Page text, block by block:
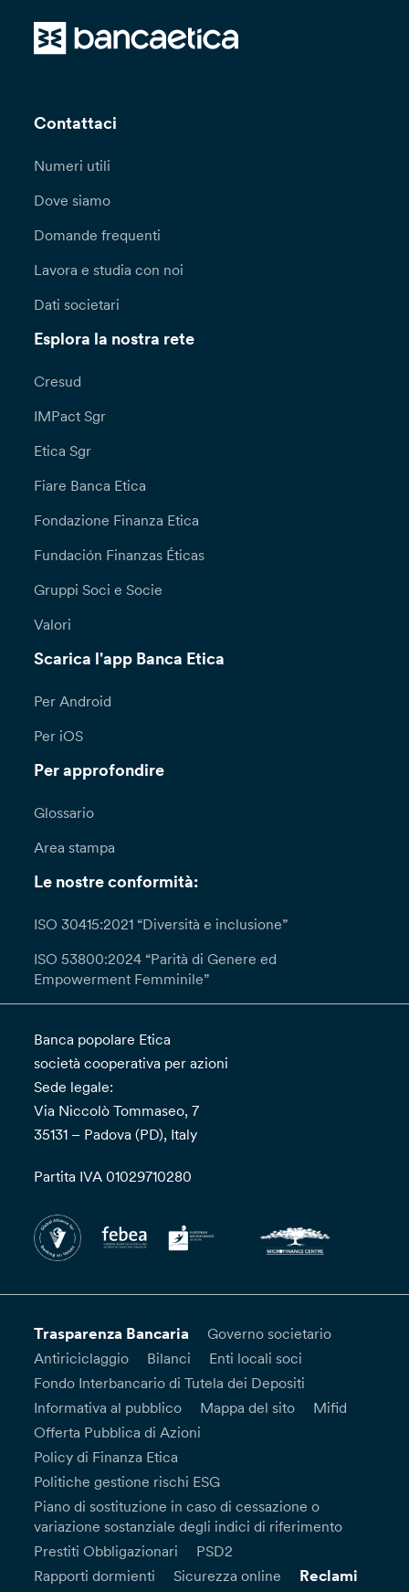
Contattaci
Numeri utili
Dove siamo
Domande frequenti
Lavora e studia con noi
Dati societari
Esplora la nostra rete
Cresud
IMPact Sgr
Etica Sgr
Fiare Banca Etica
Fondazione Finanza Etica
Fundación Finanzas Éticas
Gruppi Soci e Socie
Valori
Scarica l'app Banca Etica
Per Android
Per iOS
Per approfondire
Glossario
Area stampa
Le nostre conformità:
ISO 30415:2021 “Diversità e inclusione”
ISO 53800:2024 “Parità di Genere ed
Empowerment Femminile”
Banca popolare Etica
società cooperativa per azioni
Sede legale:
Via Niccolò Tommaseo, 7
35131 – Padova (PD), Italy
Partita IVA 01029710280
Trasparenza Bancaria
Governo societario
Antiriciclaggio
Bilanci
Enti locali soci
Fondo Interbancario di Tutela dei Depositi
Informativa al pubblico
Mappa del sito
Mifid
Offerta Pubblica di Azioni
Policy di Finanza Etica
Politiche gestione rischi ESG
Piano di sostituzione in caso di cessazione o
variazione sostanziale degli indici di riferimento
Prestiti Obbligazionari
PSD2
Rapporti dormienti
Sicurezza online Reclami